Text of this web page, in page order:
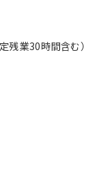
残業30時間含む）